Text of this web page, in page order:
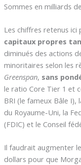
Sommes en milliards
Les chiffres retenus ici
capitaux propres
diminués des actions
minoritaires selon les
Greenspan, sans
le ratio Core Tier 1 et
BRI (le fameux Bâle
du Royaume-Uni, la
(FDIC) et le Conseil
Il faudrait augmenter
dollars pour que